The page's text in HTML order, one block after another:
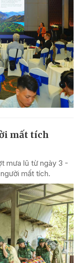
mất tích
mưa lũ từ ngày 3 -
mất tích.